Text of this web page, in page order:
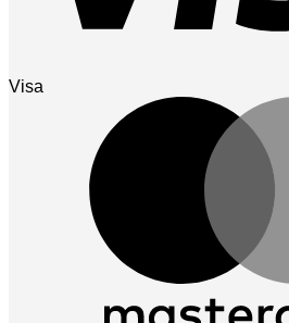
Visa